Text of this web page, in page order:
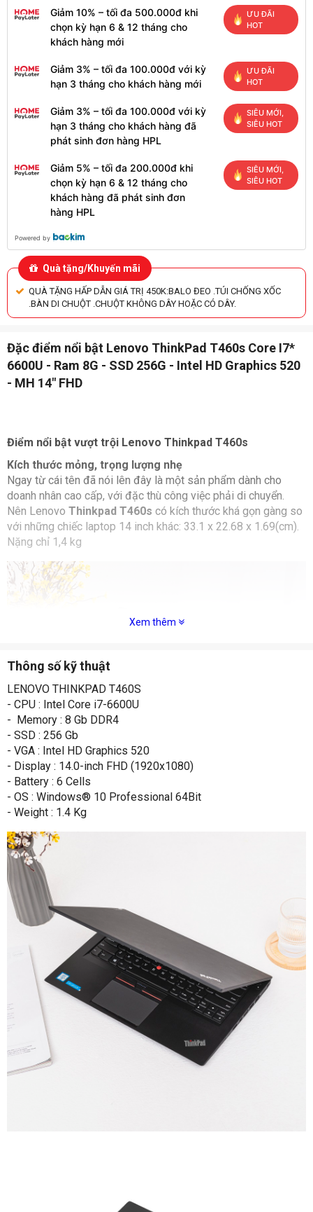
Giảm 10% – tối đa 500.000đ khi
chọn kỳ hạn 6 & 12 tháng cho
khách hàng mới
ƯU ĐÃI
HOT
Giảm 3% – tối đa 100.000đ với kỳ
hạn 3 tháng cho khách hàng mới
ƯU ĐÃI
HOT
Giảm 3% – tối đa 100.000đ với kỳ
hạn 3 tháng cho khách hàng đã
phát sinh đơn hàng HPL
SIÊU MỚI,
SIÊU HOT
Giảm 5% – tối đa 200.000đ khi
chọn kỳ hạn 6 & 12 tháng cho
khách hàng đã phát sinh đơn
hàng HPL
SIÊU MỚI,
SIÊU HOT
Powered by
Quà tặng/Khuyến mãi
QUÀ TẶNG HẤP DẪN GIÁ TRỊ 450K:BALO ĐEO .TÚI CHỐNG XỐC
.BÀN DI CHUỘT .CHUỘT KHÔNG DÂY HOẶC CÓ DÂY.
Đặc điểm nổi bật Lenovo ThinkPad T460s Core I7*
6600U - Ram 8G - SSD 256G - Intel HD Graphics 520
- MH 14″ FHD
Điểm nổi bật vượt trội Lenovo Thinkpad T460s
Kích thước mỏng, trọng lượng nhẹ
Ngay từ cái tên đã nói lên đây là một sản phẩm dành cho
doanh nhân cao cấp, với đặc thù công việc phải di chuyển.
Nên Lenovo Thinkpad T460s có kích thước khá gọn gàng so
với những chiếc laptop 14 inch khác: 33.1 x 22.68 x 1.69(cm).
Nặng chỉ 1,4 kg
Màn hình
Được thiết kế cải tiến rất nhiều so với các thế hệ trước. Viền
màn hỉnh siêu mỏng cũng là điểm nhấn trên Lenovo Thinkpad
T460s, máy có cảm giác cao cấp và đẹp hơn rất nhiều.
Xem thêm
Thông số kỹ thuật
LENOVO THINKPAD T460S
- CPU : Intel Core i7-6600U
- Memory : 8 Gb DDR4
- SSD : 256 Gb
- VGA : Intel HD Graphics 520
- Display : 14.0-inch FHD (1920x1080)
- Battery : 6 Cells
- OS : Windows® 10 Professional 64Bit
- Weight : 1.4 Kg